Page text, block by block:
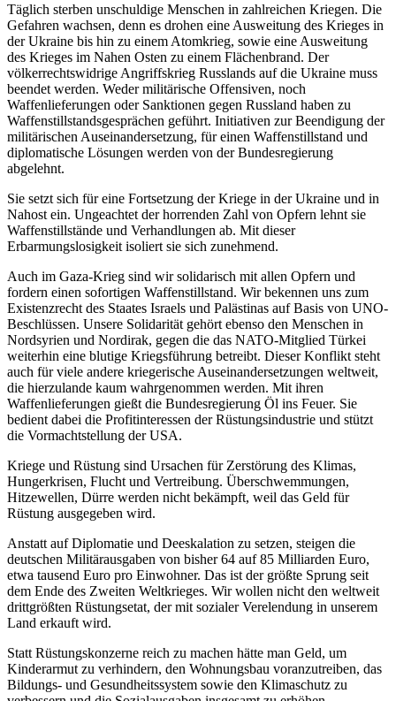
Täglich sterben unschuldige Menschen in zahlreichen Kriegen. Die
Gefahren wachsen, denn es drohen eine Ausweitung des Krieges in
der Ukraine bis hin zu einem Atomkrieg, sowie eine Ausweitung
des Krieges im Nahen Osten zu einem Flächenbrand. Der
völkerrechtswidrige Angriffskrieg Russlands auf die Ukraine muss
beendet werden. Weder militärische Offensiven, noch
Waffenlieferungen oder Sanktionen gegen Russland haben zu
Waffenstillstandsgesprächen geführt. Initiativen zur Beendigung der
militärischen Auseinandersetzung, für einen Waffenstillstand und
diplomatische Lösungen werden von der Bundesregierung
abgelehnt.
Sie setzt sich für eine Fortsetzung der Kriege in der Ukraine und in
Nahost ein. Ungeachtet der horrenden Zahl von Opfern lehnt sie
Waffenstillstände und Verhandlungen ab. Mit dieser
Erbarmungslosigkeit isoliert sie sich zunehmend.
Auch im Gaza-Krieg sind wir solidarisch mit allen Opfern und
fordern einen sofortigen Waffenstillstand. Wir bekennen uns zum
Existenzrecht des Staates Israels und Palästinas auf Basis von UNO-
Beschlüssen. Unsere Solidarität gehört ebenso den Menschen in
Nordsyrien und Nordirak, gegen die das NATO-Mitglied Türkei
weiterhin eine blutige Kriegsführung betreibt. Dieser Konflikt steht
auch für viele andere kriegerische Auseinandersetzungen weltweit,
die hierzulande kaum wahrgenommen werden. Mit ihren
Waffenlieferungen gießt die Bundesregierung Öl ins Feuer. Sie
bedient dabei die Profitinteressen der Rüstungsindustrie und stützt
die Vormachtstellung der USA.
Kriege und Rüstung sind Ursachen für Zerstörung des Klimas,
Hungerkrisen, Flucht und Vertreibung. Überschwemmungen,
Hitzewellen, Dürre werden nicht bekämpft, weil das Geld für
Rüstung ausgegeben wird.
Anstatt auf Diplomatie und Deeskalation zu setzen, steigen die
deutschen Militärausgaben von bisher 64 auf 85 Milliarden Euro,
etwa tausend Euro pro Einwohner. Das ist der größte Sprung seit
dem Ende des Zweiten Weltkrieges. Wir wollen nicht den weltweit
drittgrößten Rüstungsetat, der mit sozialer Verelendung in unserem
Land erkauft wird.
Statt Rüstungskonzerne reich zu machen hätte man Geld, um
Kinderarmut zu verhindern, den Wohnungsbau voranzutreiben, das
Bildungs- und Gesundheitssystem sowie den Klimaschutz zu